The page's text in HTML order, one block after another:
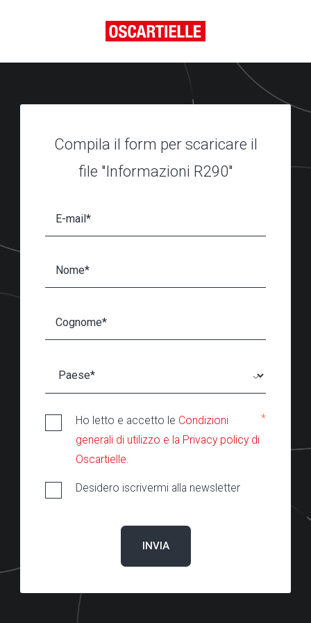
Compila il form per scaricare il
file "Informazioni R290"
Ho letto e accetto le Condizioni
generali di utilizzo e la Privacy policy di
Oscartielle.
*
Desidero iscrivermi alla newsletter